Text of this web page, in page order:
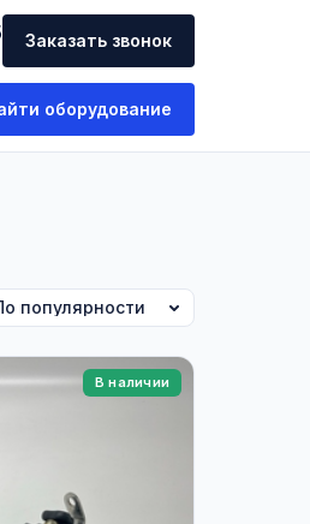
Заказать звонок
оборудование
В наличии